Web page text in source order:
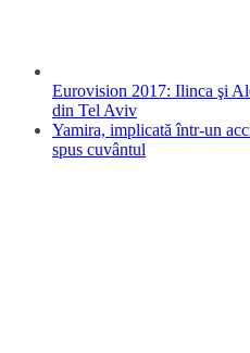
Eurovision 2017: Ilinca şi
din Tel Aviv
Yamira, implicată într-un
spus cuvântul